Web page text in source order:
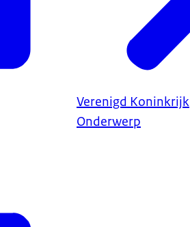
Verenigd Koninkrijk
Onderwerp